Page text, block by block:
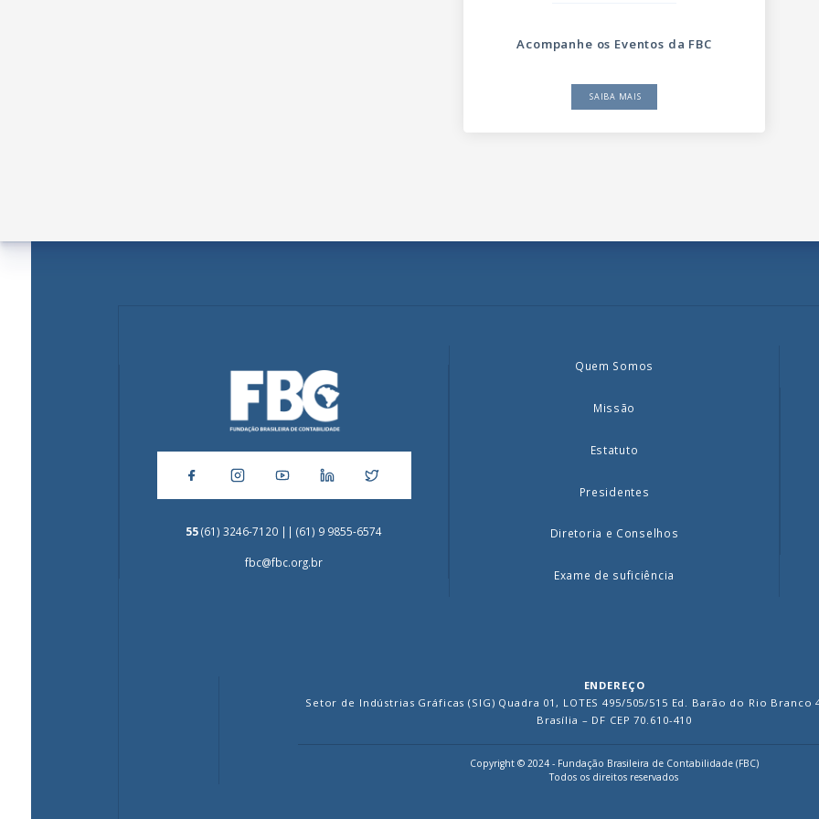
Acompanhe os Eventos da FBC
SAIBA MAIS
55(61) 3246-7120 || (61) 9 9855-6574
fbc@fbc.org.br
Quem Somos
Missão
Estatuto
Presidentes
Diretoria e Conselhos
Exame de suficiência
ENDEREÇO
Setor de Indústrias Gráficas (SIG) Quadra 01, LOTES 495/505/515 Ed. Barão do Rio Branco
Brasília – DF CEP 70.610-410
Copyright © 2024 - Fundação Brasileira de Contabilidade (FBC)
Todos os direitos reservados